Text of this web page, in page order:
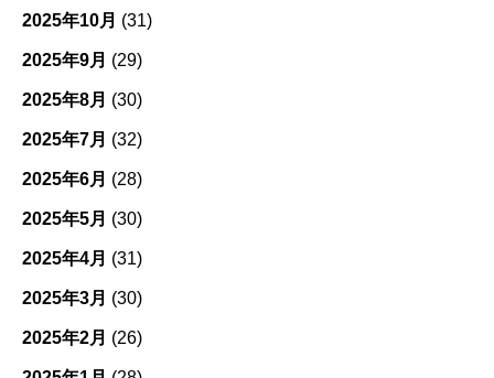
2025年10月 (31)
2025年9月 (29)
2025年8月 (30)
2025年7月 (32)
2025年6月 (28)
2025年5月 (30)
2025年4月 (31)
2025年3月 (30)
2025年2月 (26)